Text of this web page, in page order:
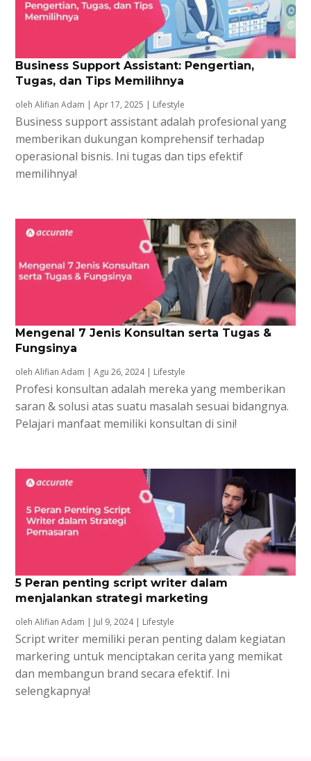
Business Support Assistant: Pengertian,
Tugas, dan Tips Memilihnya
olehAlifian Adam |Apr 17, 2025 | Lifestyle
Business support assistant adalah profesional yang
memberikan dukungan komprehensif terhadap
operasional bisnis. Ini tugas dan tips efektif
memilihnya!
Mengenal 7 Jenis Konsultan serta Tugas &
Fungsinya
olehAlifian Adam |Agu 26, 2024| Lifestyle
Profesi konsultan adalah mereka yang memberikan
saran & solusi atas suatu masalah sesuai bidangnya.
Pelajari manfaat memiliki konsultan di sini!
5 Peran penting script writer dalam
menjalankan strategi marketing
olehAlifian Adam | Jul 9, 2024| Lifestyle
Script writer memiliki peran penting dalam kegiatan
markering untuk menciptakan cerita yang memikat
dan membangun brand secara efektif. Ini
selengkapnya!